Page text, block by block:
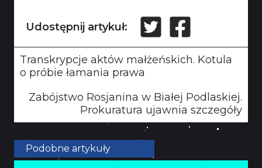
Udostępnij artykuł:
Transkrypcje aktów małżeńskich. Kotula
o próbie łamania prawa
Zabójstwo Rosjanina w Białej Podlaskiej.
Prokuratura ujawnia szczegóły
Podobne artykuły